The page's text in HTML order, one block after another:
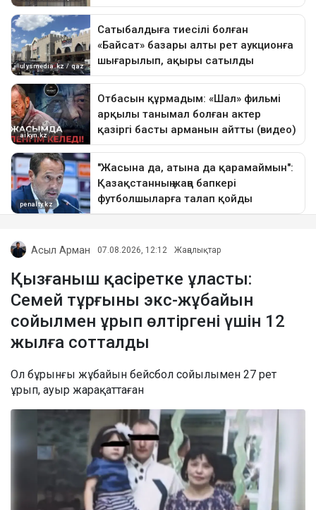
Асыл Арман 07.08.2026, 12:12 Жаңалықтар
Қызғаныш қасіретке ұласты:
Семей тұрғыны экс-жұбайын
сойылмен ұрып өлтіргені үшін 12
жылға сотталды
Ол бұрынғы жұбайын бейсбол сойылымен 27 рет
ұрып, ауыр жарақаттаған